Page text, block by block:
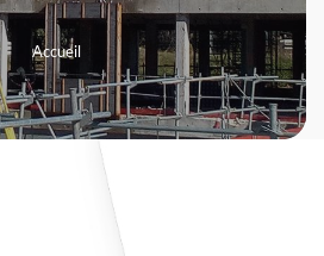
Accueil